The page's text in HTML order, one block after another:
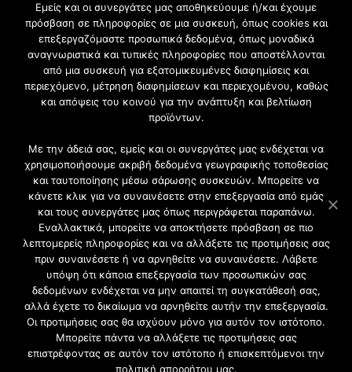
Εγγραφή στο Newsletter
Γίνετε μέλος της μεγαλύτερης διαδικτυακής κοινότητας, ειδικά
για αρχιτέκτονες, σχεδιαστές και λάτρεις της κατασκευής και
2021 CFW - All Rights Reserved
Επιχειρήσεις |
Προφίλ
Διαφήμιση
Επικοινωνία
Εμείς και οι συνεργάτες μας αποθηκεύουμε ή/και έχουμε
πρόσβαση σε πληροφορίες σε μια συσκευή, όπως cookies και
επεξεργαζόμαστε προσωπικά δεδομένα, όπως μοναδικά
αναγνωριστικά και τυπικές πληροφορίες που αποστέλλονται
από μια συσκευή για εξατομικευμένες διαφημίσεις και
περιεχόμενο, μέτρηση διαφημίσεων και περιεχομένου, καθώς
και απόψεις του κοινού για την ανάπτυξη και βελτίωση
προϊόντων.
Με την άδειά σας, εμείς και οι συνεργάτες μας ενδέχεται να
χρησιμοποιήσουμε ακριβή δεδομένα γεωγραφικής τοποθεσίας
και ταυτοποίησης μέσω σάρωσης συσκευών. Μπορείτε να
κάνετε κλικ για να συναινέσετε στην επεξεργασία από εμάς
και τους συνεργάτες μας όπως περιγράφεται παραπάνω.
Εναλλακτικά, μπορείτε να αποκτήσετε πρόσβαση σε πιο
λεπτομερείς πληροφορίες και να αλλάξετε τις προτιμήσεις σας
πριν συναινέσετε ή να αρνηθείτε να συναινέσετε. Λάβετε
υπόψη ότι κάποια επεξεργασία των προσωπικών σας
δεδομένων ενδέχεται να μην απαιτεί τη συγκατάθεσή σας,
αλλά έχετε το δικαίωμα να αρνηθείτε αυτήν την επεξεργασία.
Οι προτιμήσεις σας θα ισχύουν μόνο για αυτόν τον ιστότοπο.
Μπορείτε πάντα να αλλάξετε τις προτιμήσεις σας
επιστρέφοντας σε αυτόν τον ιστότοπο ή επισκεπτόμενοι την
πολιτική απορρήτου μας.